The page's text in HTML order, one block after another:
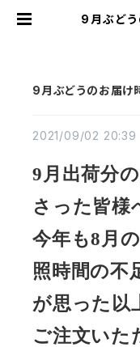
9月ぶどう
9月ぶどうのお届け
2021/09/02 20:39
9月出荷分
さった皆様
今年も8月
照時間の不
が思った以
ご注文いた